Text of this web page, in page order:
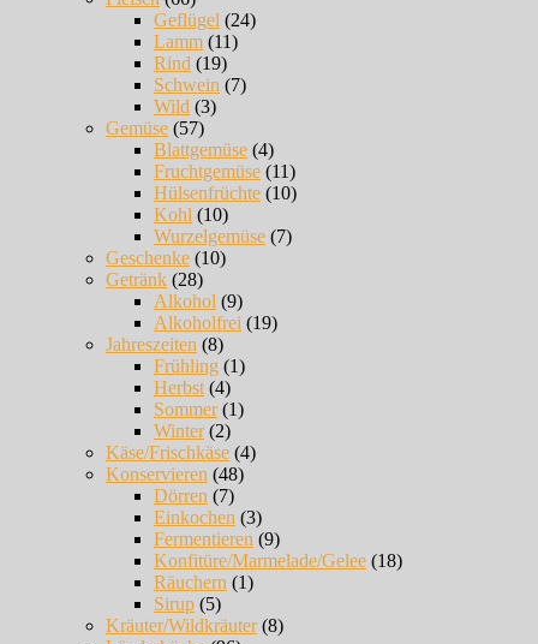
Geflügel (24)
Lamm (11)
Rind (19)
Schwein (7)
Wild (3)
Gemüse (57)
Blattgemüse (4)
Fruchtgemüse (11)
Hülsenfrüchte (10)
Kohl (10)
Wurzelgemüse (7)
Geschenke (10)
Getränk (28)
Alkohol (9)
Alkoholfrei (19)
Jahreszeiten (8)
Frühling (1)
Herbst (4)
Sommer(1)
Winter(2)
Käse/Frischkäse (4)
Konservieren (48)
Dörren (7)
Einkochen (3)
Fermentieren (9)
Konfitüre/Marmelade/Gelee (18)
Räuchern (1)
Sirup (5)
Kräuter/Wildkräuter(8)